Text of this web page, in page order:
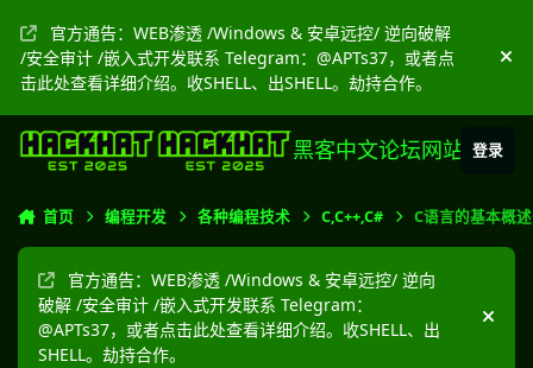
官方通告：WEB渗透 /Windows & 安卓远控/ 逆向破解
/安全审计 /嵌入式开发联系 Telegram：@APTs37，或者点
击此处查看详细介绍。收SHELL、出SHELL。劫持合作。
隐
黑客中文论坛网站 登录
首页 编程开发 各种编程技术 C,C++,C# C语言的基本概
官方通告：WEB渗透 /Windows & 安卓远控/ 逆向
破解 /安全审计 /嵌入式开发联系 Telegram：
@APTs37，或者点击此处查看详细介绍。收SHELL、出
SHELL。劫持合作。
隐藏